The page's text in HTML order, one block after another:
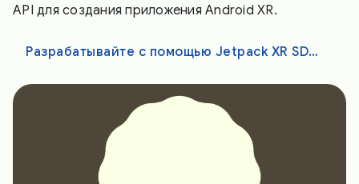
API для создания приложения Android XR.
Разрабатывайте с помощью Jetpack XR SDK, Unity, OpenXR или WebXR.